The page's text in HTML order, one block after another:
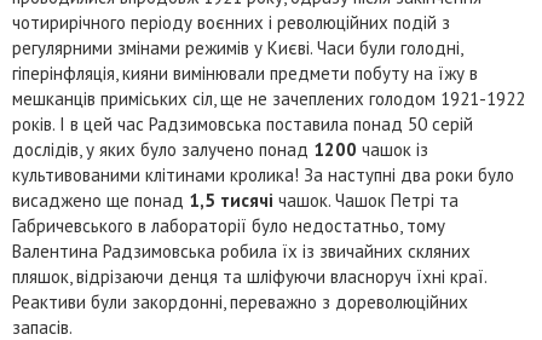
чотирирічного періоду воєнних і революційних подій з
регулярними змінами режимів у Києві. Часи були голодні,
гіперінфляція, кияни вимінювали предмети побуту на їжу в
мешканців приміських сіл, ще не зачеплених голодом 1921-1922
років. І в цей час Радзимовська поставила понад 50 серій
дослідів, у яких було залучено понад 1200 чашок із
культивованими клітинами кролика! За наступні два роки було
висаджено ще понад 1,5 тисячі чашок. Чашок Петрі та
Габричевського в лабораторії було недостатньо, тому
Валентина Радзимовська робила їх із звичайних скляних
пляшок, відрізаючи денця та шліфуючи власноруч їхні краї.
Реактиви були закордонні, переважно з дореволюційних
запасів.